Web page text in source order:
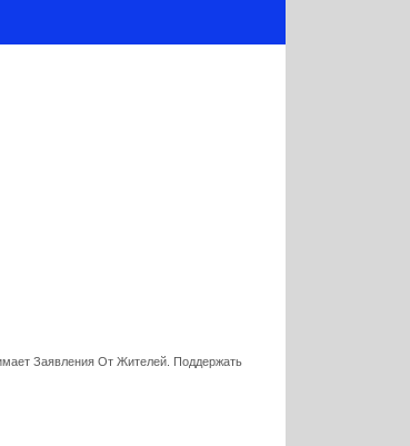
Заявления От Жителей. Поддержать